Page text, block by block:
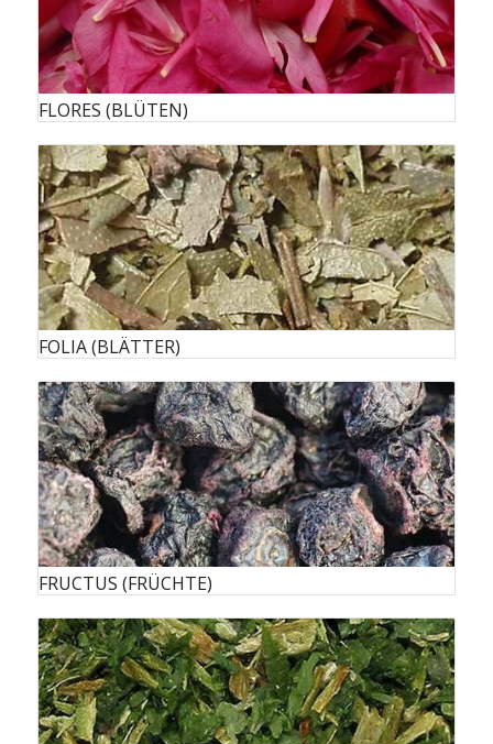
FLORES (BLÜTEN)
FOLIA (BLÄTTER)
FRUCTUS (FRÜCHTE)